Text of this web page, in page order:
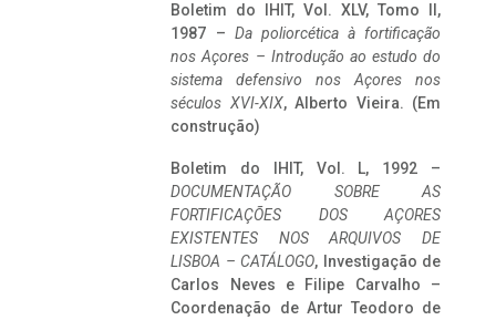
Boletim do IHIT, Vol. XLV, Tomo II,
1987 – Da poliorcética à fortificação
nos Açores – Introdução ao estudo do
sistema defensivo nos Açores nos
séculos XVI-XIX, Alberto Vieira. (Em
construção)
Boletim do IHIT, Vol. L, 1992 –
DOCUMENTAÇÃO SOBRE AS
FORTIFICAÇÕES DOS AÇORES
EXISTENTES NOS ARQUIVOS DE
LISBOA – CATÁLOGO, Investigação de
Carlos Neves e Filipe Carvalho –
Coordenação de Artur Teodoro de